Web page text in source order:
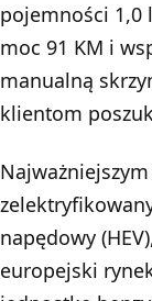
pojemności 1,0
moc 91 KM i
manualną
klientom
napędowy
europejski